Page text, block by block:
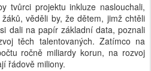
tvůrci projektu inkluze naslouchali,
věděli by, že dětem, jimž chtěli
dali na papír základní data, poznali
těch talentovaných. Zatímco na
ročně miliardy korun, na rozvoj
řádově miliony.